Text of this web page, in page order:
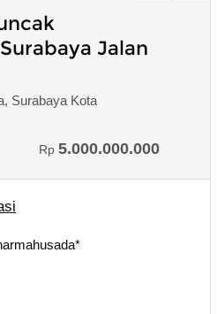
Jalan
Surabaya Kota
Rp 5.000.000.000